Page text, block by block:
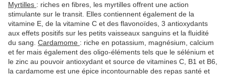
Myrtilles : riches en fibres, les myrtilles offrent une action
stimulante sur le transit. Elles contiennent également de la
vitamine E, de la vitamine C et des flavonoïdes, 3 antioxydants
aux effets positifs sur les petits vaisseaux sanguins et la fluidité
du sang. Cardamome : riche en potassium, magnésium, calcium
et fer mais également des oligo-éléments tels que le sélénium et
le zinc au pouvoir antioxydant et source de vitamines C, B1 et B6,
la cardamome est une épice incontournable des repas santé et